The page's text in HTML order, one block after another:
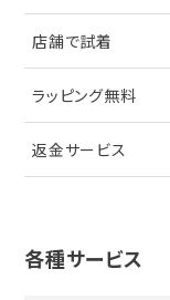
ペンダントトップ
ブローチ
その他
ノーブランドジ
ブレスレット
ペンダントトップ
ブローチ
その他
ティファニー
サングラス
シューズ
香水
シャネル
シャネル
タグホイヤー
カルティエ
セイコー
メンズ時計
カルティエ
ウノアエレ
4℃
グッチ
星
リボン
花
十字架
店舗で試着
ラッピング無料
返金サービス
各種サービス